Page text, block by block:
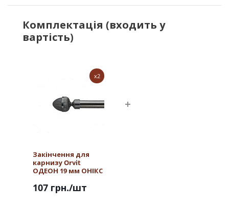
Комплектація (входить у
вартість)
x2
Закінчення для
карнизу Orvit
ОДЕОН 19 мм ОНІКС
107 грн./шт